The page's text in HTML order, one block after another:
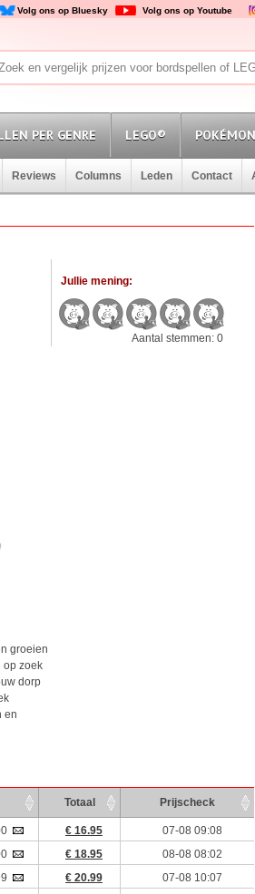
Volg ons op Bluesky Volg ons op Youtube
PER GENRE LEGO®
Reviews Columns Leden Contact
groeien
op zoek
dorp
en
Jullie mening:
Aantal stemmen: 0
Totaal Prijscheck
€ 16.95
07-08 09:08
€ 18.95
08-08 08:02
€ 20.99
07-08 10:07